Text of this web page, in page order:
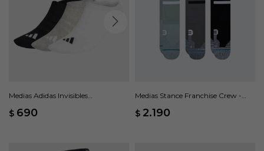
Medias Adidas Invisibles
Pares - Multicolor
$ 690
Medias Stance Franchise Crew -
$ 2.190